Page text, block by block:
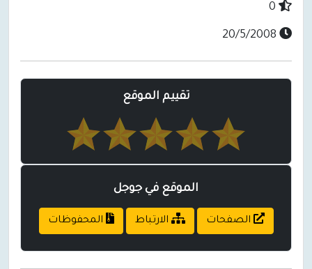
تقييم الموقع
الموقع في جوجل
الصفحات الارتباط المحفوظات